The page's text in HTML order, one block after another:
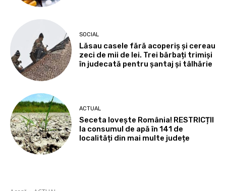
SOCIAL
Lăsau casele fără acoperiș și cereau
zeci de mii de lei. Trei bărbați trimiși
în judecată pentru șantaj și tâlhărie
ACTUAL
Seceta lovește România! RESTRICȚII
la consumul de apă în 141 de
localități din mai multe județe